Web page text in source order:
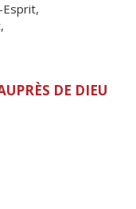
Esprit,
DE DIEU